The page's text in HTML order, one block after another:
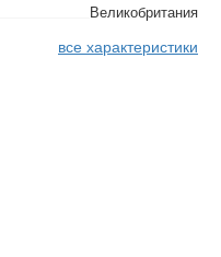
Великобритания
все характеристики